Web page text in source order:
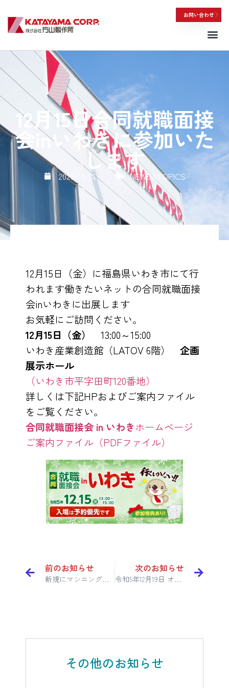
お問い合わせ
12月15日合同就職面接
会inいわきに参加いた
します
2023-11-10 NEWS&TOPICS
12月15日（金）に福島県いわき市にて行
われます働きたいネットの合同就職面接
会inいわきに出展します
お気軽にご訪問ください。
12月15日（金）
13:00～15:00
いわき産業創造館（LATOV 6階） 企画
展示ホール
（いわき市平字田町120番地）
詳しくは下記HPおよびご案内ファイル
をご覧ください。
合同就職面接会 in いわきホームページ
ご案内ファイル（PDFファイル）
前のお知らせ
新規にマシニングセンターを導入いたしました
次のお知らせ
令和5年12月19日 オール岐阜・企業フェス 就活大冒険 「高校生の日」に出展いたします
その他のお知らせ